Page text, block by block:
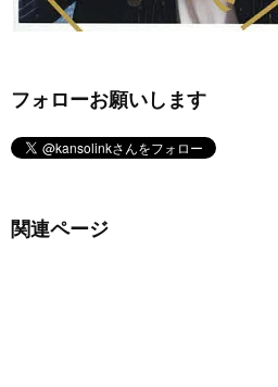
フォローお願いします
関連ページ